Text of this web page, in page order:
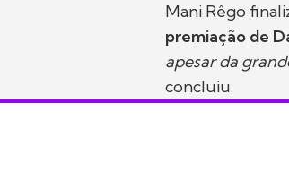
Mani Rêgo
premiação de
apesar da
concluiu.